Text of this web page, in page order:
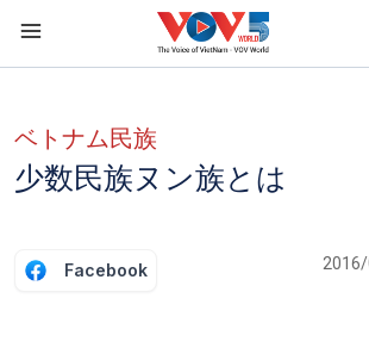
ベトナム民族
少数民族ヌン族とは
Facebook